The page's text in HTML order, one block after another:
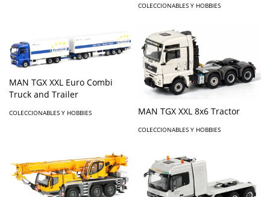
COLECCIONABLES Y HOBBIES
MAN TGX XXL Euro Combi
Truck and Trailer
COLECCIONABLES Y HOBBIES MAN TGX XXL 8x6 Tractor
COLECCIONABLES Y HOBBIES